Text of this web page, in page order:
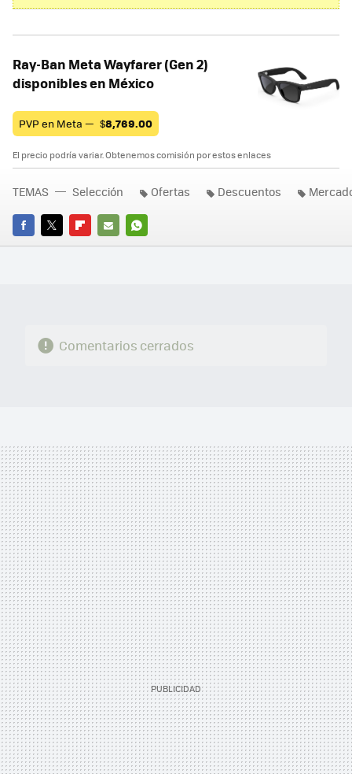
Ray-Ban Meta Wayfarer (Gen 2)
disponibles en México
PVP en Meta — $8,769.00
El precio podría variar. Obtenemos comisión por estos enlaces
FACEBOOK
TWITTERFLIPBOARD
E-
WHATSAPP
TEMAS Selección Ofertas Descuentos
Comentarios cerrados